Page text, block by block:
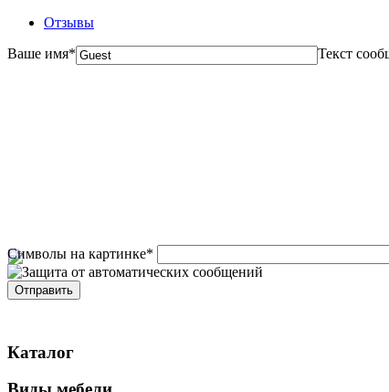
Отзывы
Ваше имя* Текст
Символы на картинке*
Каталог